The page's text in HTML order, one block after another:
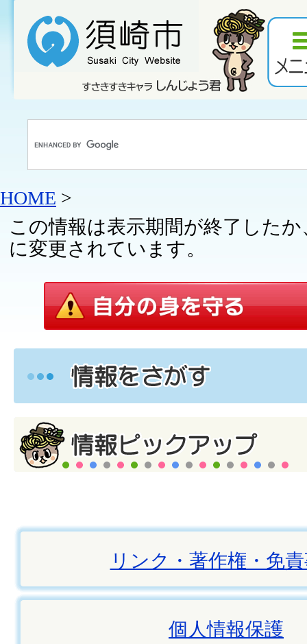
HOME >
この情報は表示期間が終了した
に変更されています。
リンク・著作権・免
個人情報保護